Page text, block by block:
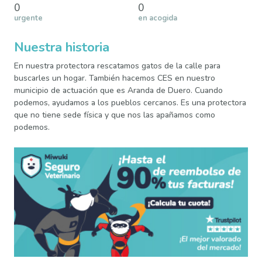
0
urgente
0
en acogida
Nuestra historia
En nuestra protectora rescatamos gatos de la calle para
buscarles un hogar. También hacemos CES en nuestro
municipio de actuación que es Aranda de Duero. Cuando
podemos, ayudamos a los pueblos cercanos. Es una protectora
que no tiene sede física y que nos las apañamos como
podemos.